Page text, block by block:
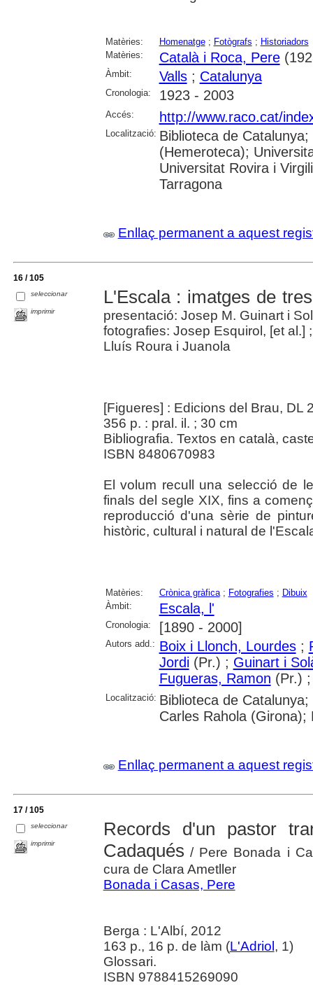
Matèries: Homenatge; Fotògrafs ; Historiadors
Matèries:
Català i Roca, Pere
Àmbit: Valls; Catalunya
Cronologia: 1923 - 2003
Accés: http://www.raco.cat/
Localització: Biblioteca de
(Hemeroteca);
Universitat Rovira i
Tarragona
Enllaç permanent a aquest
16 / 105
seleccionar
imprimir
L'Escala : imatges de
presentació: Josep M. Guinart i
fotografies: Josep Esquirol, [et al.]
Lluís Roura i Juanola
[Figueres] : Edicions del Brau, DL
356 p. : pral. il. ; 30 cm
Bibliografia. Textos en català,
ISBN 8480670983
El volum recull una selecció de
finals del segle XIX, fins a
reproducció d'una sèrie de
històric, cultural i natural de
Matèries: Crònica gràfica; Fotografies ; Dibuix
Àmbit:
Escala, l'
Cronologia: [1890 - 2000]
Autors add.: Boix i Llonch, Lourdes;
Jordi(Pr.) ; Guinart i
Fugueras, Ramon (Pr.)
Localització: Biblioteca de
Carles Rahola
Enllaç permanent a aquest
17 / 105
seleccionar
imprimir
Records d'un pastor
Cadaqués / Pere Bonada i
cura de Clara Ametller
Bonada i Casas, Pere
Berga : L'Albí, 2012
163 p., 16 p. de làm (L'Adriol , 1)
Glossari.
ISBN 9788415269090